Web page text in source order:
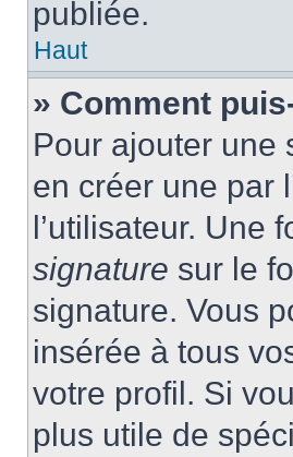
publiée.
Haut
» Comment
Pour ajouter une
en créer une par
l’utilisateur. Une
signature sur le
signature. Vous
insérée à tous
votre profil. Si
plus utile de